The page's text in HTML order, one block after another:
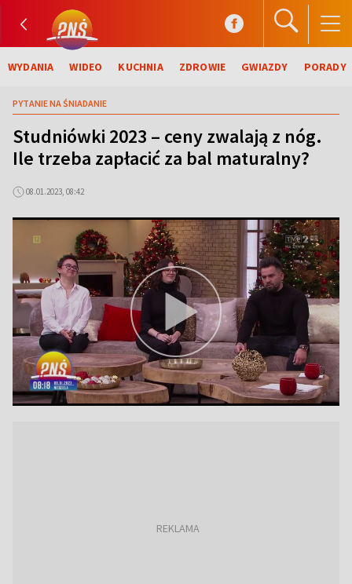
WYDANIA WIDEO KUCHNIA ZDROWIE GWIAZDY PORADY
PYTANIE NA ŚNIADANIE
Studniówki 2023 – ceny zwalają z nóg.
Ile trzeba zapłacić za bal maturalny?
08.01.2023, 08:42